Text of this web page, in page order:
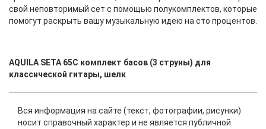
свой неповторимый сет с помощью полукомплектов, которые
помогут раскрыть вашу музыкальную идею на сто процентов.
AQUILA SETA 65C комплект басов (3 струны) для
классической гитары, шелк
Вся информация на сайте (текст, фотографии, рисунки)
носит справочный характер и не является публичной